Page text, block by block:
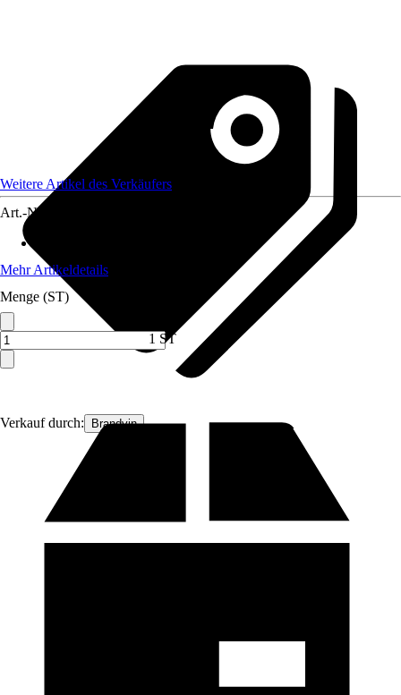
Verkauf durch: Brandvin
Weitere Artikel des Verkäufers
Art.-Nr.
Mehr Artikeldetails
Menge (ST)
1 ST